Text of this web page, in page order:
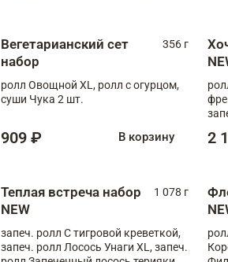
Вегетарианский сет
набор
356 г
ролл Овощной XL, ролл с огурцом,
суши Чука 2 шт.
909 ₽ В корзину 2
Теплая встреча набор
NEW
1 078 г
запеч. ролл С тигровой креветкой,
запеч. ролл Лосось Унаги XL, запеч.